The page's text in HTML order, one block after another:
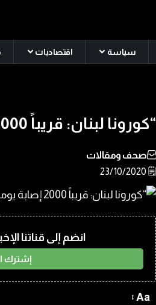
سياسة اقتصاديات
“كورونا لبنان: قريباً 2000 إصابة يومياً (الأخبار)
🗒️ 23/10/2020
صحف ومقالات
انضم إلى قناتنا
إشترك
Aa